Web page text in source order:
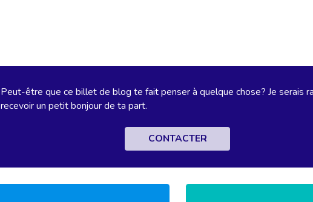
Peut-être que ce billet de blog te fait penser à quelque chose? Je serais
recevoir un petit bonjour de ta part.
CONTACTER